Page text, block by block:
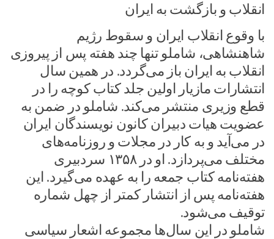
انقلاب و بازگشت به ایران
با وقوع انقلاب ایران و سقوط رژیم
شاهنشاهی، شاملو تنها چند هفته پس از پیروزی
انقلاب به ایران باز می‌گردد. در همین سال
انتشارات مازیار اولین جلد کتاب کوچه را در
قطع وزیری منتشر می‌کند. شاملو در ضمن به
عضویت هیات دبیران کانون نویسندگان ایران
در می‌آید و به کار در مجلات و روزنامه‌های
مختلف می‌پردازد. او در ۱۳۵۸ سردبیری
هفته‌نامه کتاب جمعه را به عهده می‌گیرد. این
هفته‌نامه پس از انتشار کمتر از چهل شماره
توقیف می‌شود.
شاملو در این سال‌ها مجموعه اشعار سیاسی